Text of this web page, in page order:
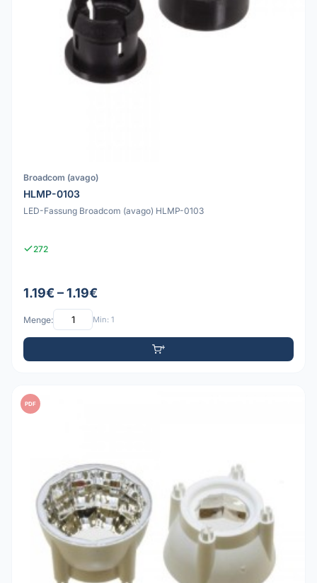
Broadcom (avago)
HLMP-0103
LED-Fassung Broadcom (avago) HLMP-0103
272
1.19€ – 1.19€
Menge: Min: 1
PDF